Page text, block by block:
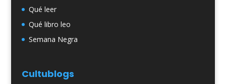
Qué leer
Qué libro leo
Semana Negra
Cultublogs